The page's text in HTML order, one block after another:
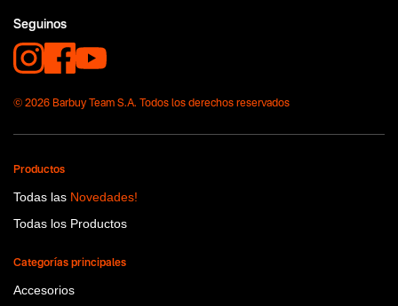
No items found.
Seguinos
© 2026 Barbuy Team S.A. Todos los derechos reservados
Productos
Todas las Novedades!
Todas los Productos
Categorías principales
Accesorios